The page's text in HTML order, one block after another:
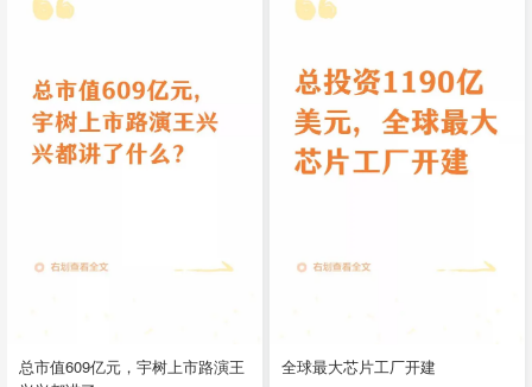
总市值609亿元，宇树上市路演王
全球最大芯片工厂开建